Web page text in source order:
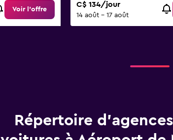
Voir l’offre
C$ 134/jour
14 août - 17 août
Répertoire